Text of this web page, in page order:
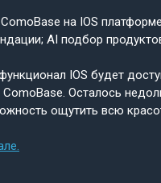
на IOS
AI подбор
IOS будет
Осталось
ощутить всю